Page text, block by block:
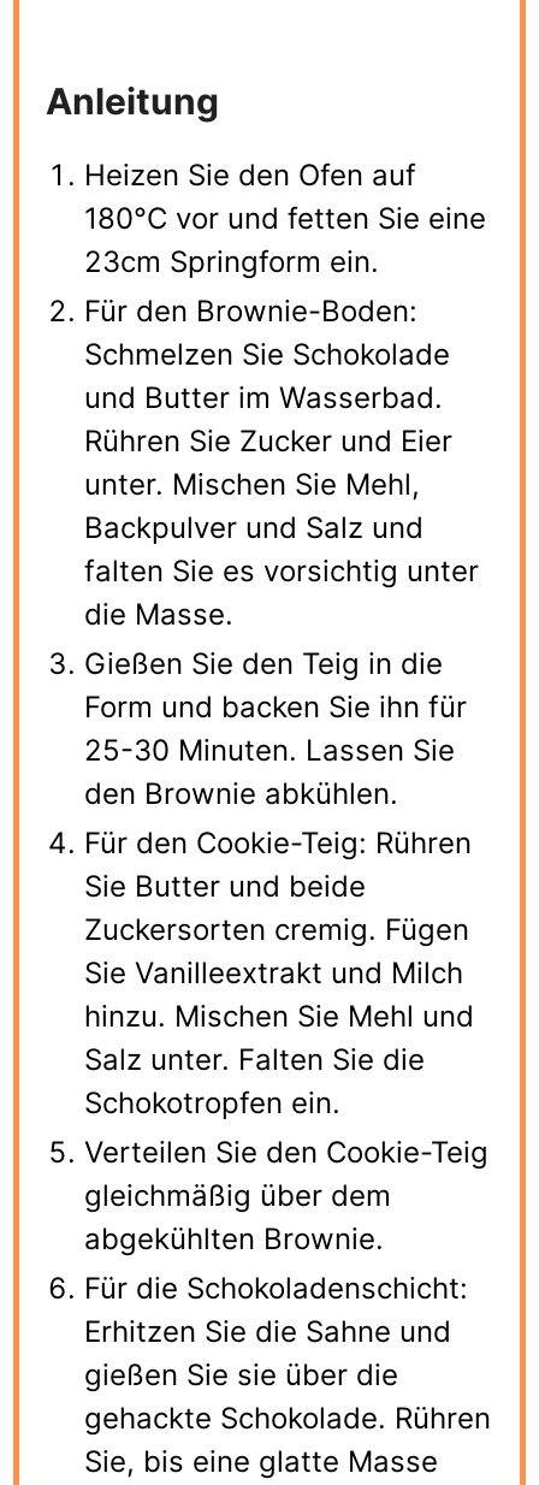
Anleitung
Heizen Sie den Ofen auf
180°C vor und fetten Sie eine
23cm Springform ein.
Für den Brownie-Boden:
Schmelzen Sie Schokolade
und Butter im Wasserbad.
Rühren Sie Zucker und Eier
unter. Mischen Sie Mehl,
Backpulver und Salz und
falten Sie es vorsichtig unter
die Masse.
Gießen Sie den Teig in die
Form und backen Sie ihn für
25-30 Minuten. Lassen Sie
den Brownie abkühlen.
Für den Cookie-Teig: Rühren
Sie Butter und beide
Zuckersorten cremig. Fügen
Sie Vanilleextrakt und Milch
hinzu. Mischen Sie Mehl und
Salz unter. Falten Sie die
Schokotropfen ein.
Verteilen Sie den Cookie-Teig
gleichmäßig über dem
abgekühlten Brownie.
Für die Schokoladenschicht:
Erhitzen Sie die Sahne und
gießen Sie sie über die
gehackte Schokolade. Rühren
Sie, bis eine glatte Masse